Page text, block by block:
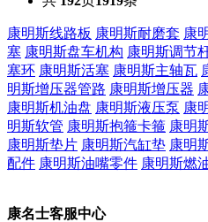
康明斯线路板 康明斯耐磨套 康
塞 康明斯盘车机构 康明斯调节
塞环 康明斯活塞 康明斯主轴瓦
明斯增压器管路 康明斯增压器
康明斯机油盘 康明斯液压泵 康
明斯软管 康明斯抱箍卡箍 康明
康明斯垫片 康明斯汽缸垫 康明
配件 康明斯油嘴零件 康明斯燃
康名士客服中心